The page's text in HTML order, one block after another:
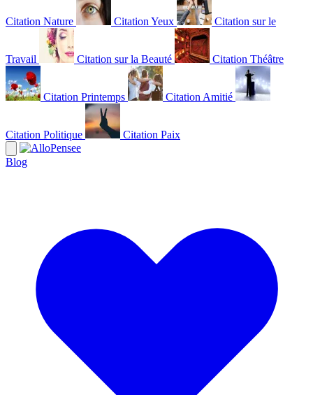
Citation Nature Citation Yeux Citation sur le
Travail Citation sur la Beauté Citation Théâtre
Citation Printemps Citation Amitié
Citation Politique Citation Paix
Blog